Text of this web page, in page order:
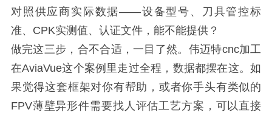
对照供应商实际数据——设备型号、刀具管控标
准、CPK实测值、认证文件，能不能提供？
做完这三步，合不合适，一目了然。伟迈特cnc加工
在AviaVue这个案例里走过全程，数据都摆在这。如
果觉得这套框架对你有帮助，或者你手头有类似的
FPV薄壁异形件需要找人评估工艺方案，可以直接